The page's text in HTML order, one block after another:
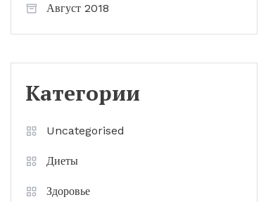
Август 2018
Категории
Uncategorised
Диеты
Здоровье